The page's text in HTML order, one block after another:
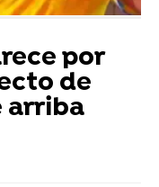
por
de
arriba